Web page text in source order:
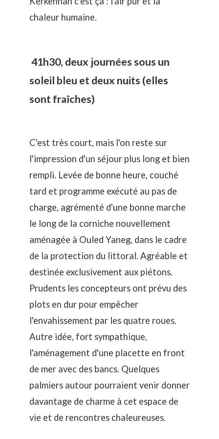
chaleur humaine.
41h30, deux journées sous un
soleil bleu et deux nuits (elles
sont fraîches)
C'est très court, mais l'on reste sur
l'impression d'un séjour plus long et bien
rempli. Levée de bonne heure, couché
tard et programme exécuté au pas de
charge, agrémenté d'une bonne marche
le long de la corniche nouvellement
aménagée à Ouled Yaneg, dans le cadre
de la protection du littoral. Agréable et
destinée exclusivement aux piétons.
Prudents les concepteurs ont prévu des
plots en dur pour empêcher
l'envahissement par les quatre roues.
Autre idée, fort sympathique,
l'aménagement d'une placette en front
de mer avec des bancs. Quelques
palmiers autour pourraient venir donner
davantage de charme à cet espace de
vie et de rencontres chaleureuses.